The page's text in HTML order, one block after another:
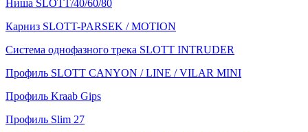
Ниша SLOTT/40/60/80
Карниз SLOTT-PARSEK / MOTION
Система однофазного трека SLOTT INTRUDER
Профиль SLOTT CANYON / LINE / VILAR MINI
Профиль Kraab Gips
Профиль Slim 27